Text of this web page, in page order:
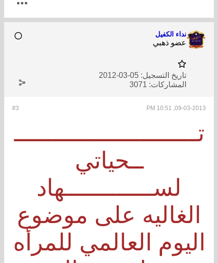
نداء الكفيل
عضو ذهبي
تاريخ التسجيل: 05-03-2012
المشاركات: 3071
#3 09-03-2013, 10:51 PM
تـــــــــــــــــــــــــــ
ــحياتي
لســـــــــــــهاد
الغاليه على موضوع
اليوم العالمي للمرأه